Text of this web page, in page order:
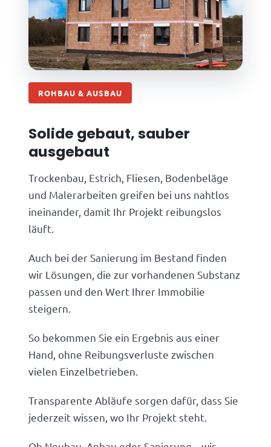
ROHBAU & AUSBAU
Solide gebaut, sauber
ausgebaut
Trockenbau, Estrich, Fliesen, Bodenbeläge
und Malerarbeiten greifen bei uns nahtlos
ineinander, damit Ihr Projekt reibungslos
läuft.
Auch bei der Sanierung im Bestand finden
wir Lösungen, die zur vorhandenen Substanz
passen und den Wert Ihrer Immobilie
steigern.
So bekommen Sie ein Ergebnis aus einer
Hand, ohne Reibungsverluste zwischen
vielen Einzelbetrieben.
Transparente Abläufe sorgen dafür, dass Sie
jederzeit wissen, wo Ihr Projekt steht.